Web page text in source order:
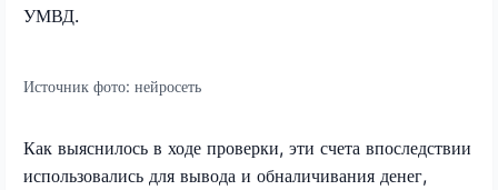
УМВД.
Источник фото: нейросеть
Как выяснилось в ходе проверки, эти счета впоследствии
использовались для вывода и обналичивания денег,